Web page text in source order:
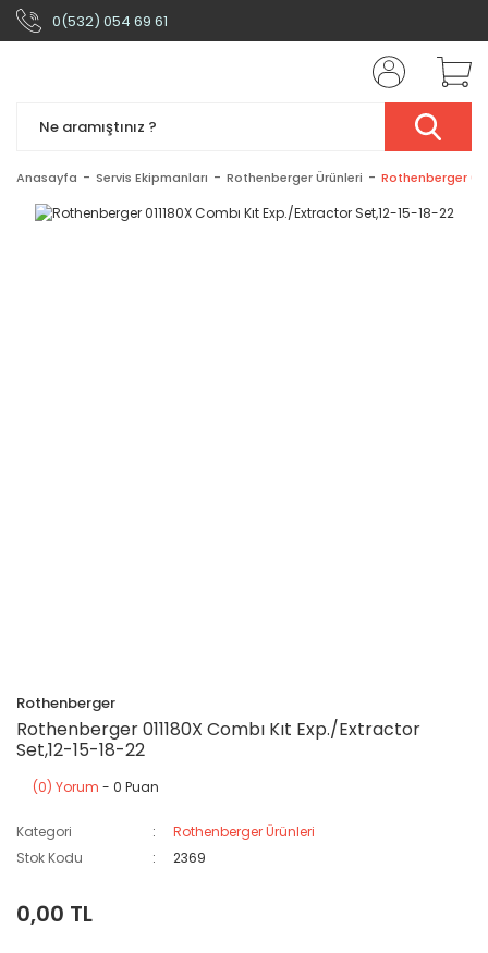
0(532) 054 69 61
Anasayfa Servis Ekipmanları Rothenberger Ürünleri Rothenberger
Rothenberger
Rothenberger 011180X Combı Kıt Exp./Extractor
Set,12-15-18-22
(0) Yorum - 0 Puan
Kategori
Rothenberger Ürünleri
Stok Kodu
2369
0,00 TL